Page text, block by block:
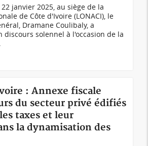
janvier 2025, au siège de la
de Côte d'Ivoire (LONACI), le
Dramane Coulibaly, a
discours solennel à l'occasion de la
: Annexe fiscale
du secteur privé édifiés
taxes et leur
la dynamisation des